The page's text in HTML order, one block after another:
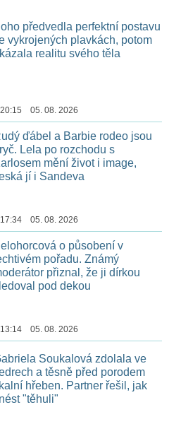
předvedla perfektní postavu
vykrojených plavkách, potom
realitu svého těla
20:15 05. 08. 2026
ďábel a Barbie rodeo jsou
Lela po rozchodu s
mění život i image,
jí i Sandeva
17:34 05. 08. 2026
o působení v
pořadu. Známý
přiznal, že ji dírkou
pod dekou
13:14 05. 08. 2026
Soukalová zdolala ve
a těsně před porodem
hřeben. Partner řešil, jak
"těhuli"